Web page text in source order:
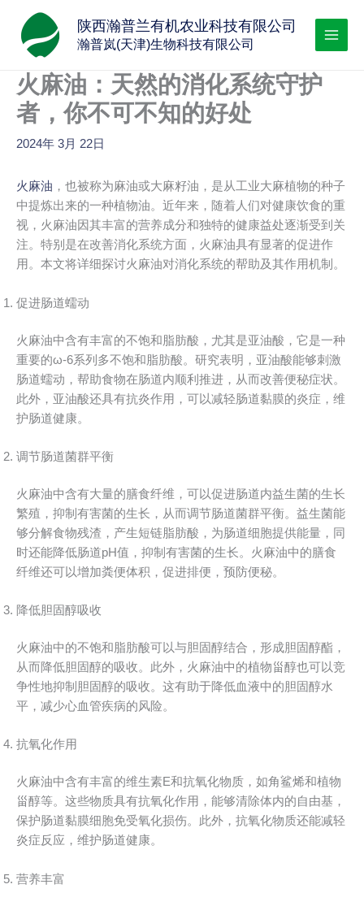
陕西瀚普兰有机农业科技有限公司
瀚普岚(天津)生物科技有限公司
火麻油：天然的消化系统守护
者，你不可不知的好处
2024年 3月 22日
火麻油 ，也被称为麻油或大麻籽油，是从工业大麻植物的种子
中提炼出来的一种植物油。近年来，随着人们对健康饮食的重
视，火麻油因其丰富的营养成分和独特的健康益处逐渐受到关
注。特别是在改善消化系统方面，火麻油具有显著的促进作
用。本文将详细探讨火麻油对消化系统的帮助及其作用机制。
促进肠道蠕动
火麻油中含有丰富的不饱和脂肪酸，尤其是亚油酸，它是一种
重要的ω-6系列多不饱和脂肪酸。研究表明，亚油酸能够刺激
肠道蠕动，帮助食物在肠道内顺利推进，从而改善便秘症状。
此外，亚油酸还具有抗炎作用，可以减轻肠道黏膜的炎症，维
护肠道健康。
调节肠道菌群平衡
火麻油中含有大量的膳食纤维，可以促进肠道内益生菌的生长
繁殖，抑制有害菌的生长，从而调节肠道菌群平衡。益生菌能
够分解食物残渣，产生短链脂肪酸，为肠道细胞提供能量，同
时还能降低肠道pH值，抑制有害菌的生长。火麻油中的膳食
纤维还可以增加粪便体积，促进排便，预防便秘。
降低胆固醇吸收
火麻油中的不饱和脂肪酸可以与胆固醇结合，形成胆固醇酯，
从而降低胆固醇的吸收。此外，火麻油中的植物甾醇也可以竞
争性地抑制胆固醇的吸收。这有助于降低血液中的胆固醇水
平，减少心血管疾病的风险。
抗氧化作用
火麻油中含有丰富的维生素E和抗氧化物质，如角鲨烯和植物
甾醇等。这些物质具有抗氧化作用，能够清除体内的自由基，
保护肠道黏膜细胞免受氧化损伤。此外，抗氧化物质还能减轻
炎症反应，维护肠道健康。
营养丰富